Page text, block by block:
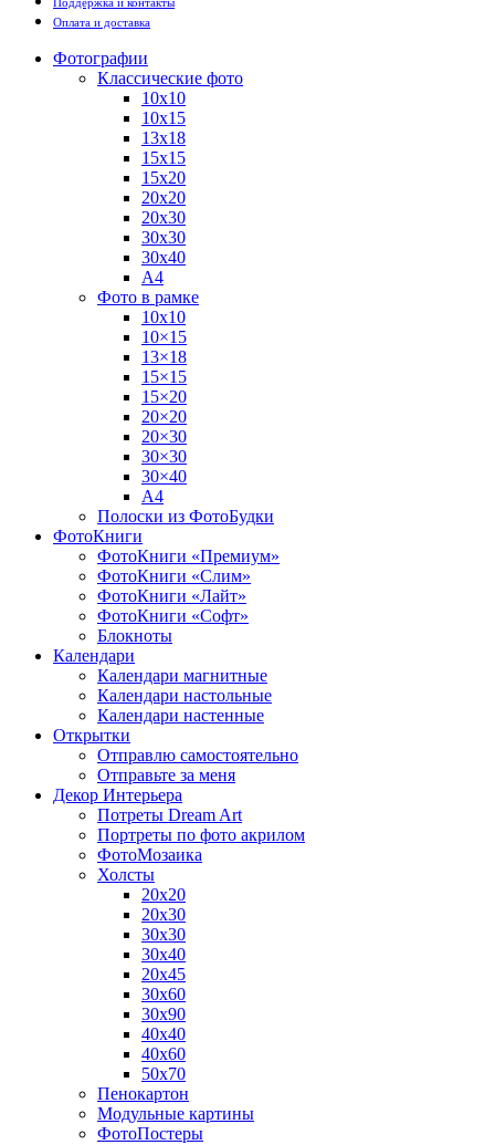
Оплата и доставка
Фотографии
Классические фото
10х10
10х15
13х18
15х15
15х20
20х20
20х30
30х30
30х40
А4
Фото в рамке
10х10
10×15
13×18
15×15
15×20
20×20
20×30
30×30
30×40
A4
Полоски из ФотоБудки
ФотоКниги
ФотоКниги «Премиум»
ФотоКниги «Слим»
ФотоКниги «Лайт»
ФотоКниги «Софт»
Блокноты
Календари
Календари магнитные
Календари настольные
Календари настенные
Открытки
Отправлю самостоятельно
Отправьте за меня
Декор Интерьера
Потреты Dream Art
Портреты по фото акрилом
ФотоМозаика
Холсты
20х20
20х30
30х30
30х40
20х45
30х60
30х90
40х40
40х60
50х70
Пенокартон
Модульные картины
ФотоПостеры